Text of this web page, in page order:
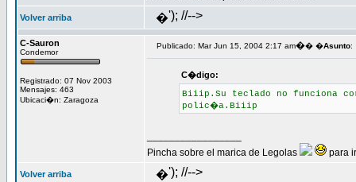
Volver arriba �'); //-->
C-Sauron
Condemor
Registrado: 07 Nov 2003
Mensajes: 463
Ubicaci�n: Zaragoza
Publicado: Mar Jun 15, 2004 2:17 am�� �Asunto:
C�digo:
Biiip.Su teclado no funciona
polic�a.Biiip
Pincha sobre el marica de Legolas
para
Volver arriba �'); //-->